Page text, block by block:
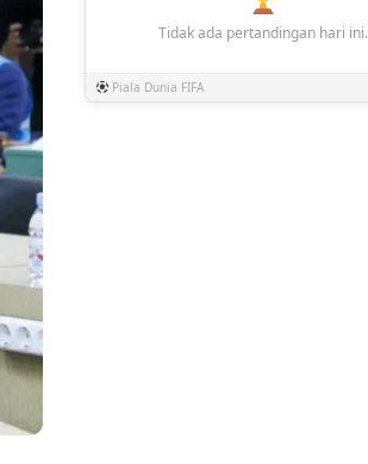
Tidak ada pertandingan hari ini.
Piala Dunia FIFA